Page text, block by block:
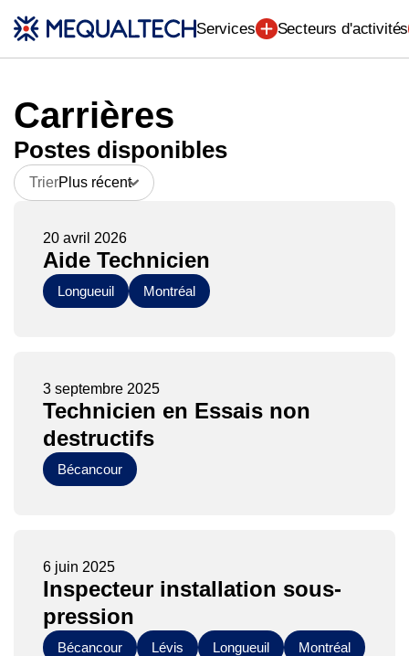
Services Secteurs d'activités
Carrières
Postes disponibles
TrierPlus récent
20 avril 2026
Aide Technicien
Longueuil Montréal
3 septembre 2025
Technicien en Essais non
destructifs
Bécancour
6 juin 2025
Inspecteur installation sous-
pression
Bécancour Lévis Longueuil Montréal